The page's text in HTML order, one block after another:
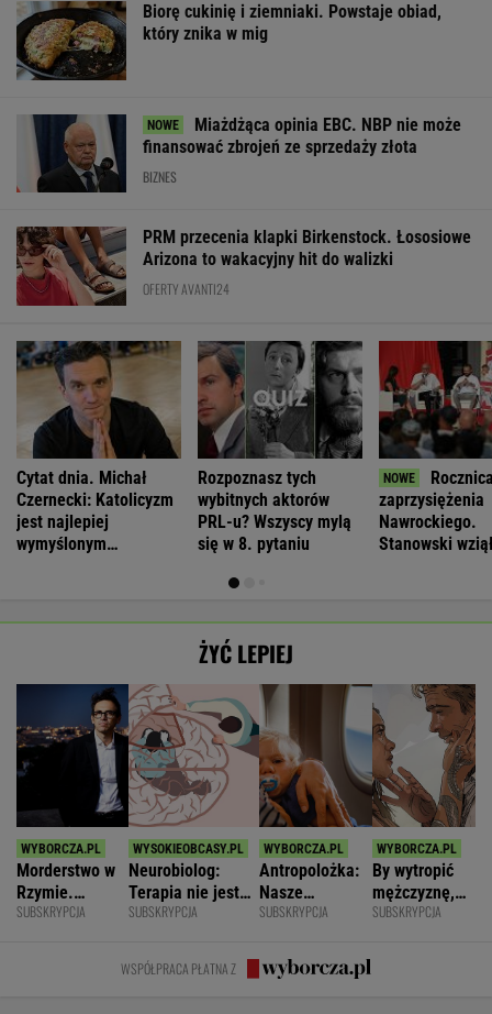
Biorę cukinię i ziemniaki. Powstaje obiad,
który znika w mig
Miażdżąca opinia EBC. NBP nie może
finansować zbrojeń ze sprzedaży złota
BIZNES
PRM przecenia klapki Birkenstock. Łososiowe
Arizona to wakacyjny hit do walizki
OFERTY AVANTI24
Cytat dnia. Michał
Czernecki: Katolicyzm
jest najlepiej
wymyślonym
Rozpoznasz tych
wybitnych aktorów
PRL-u? Wszyscy mylą
się w 8. pytaniu
zaprzysiężenia
Nawrockiego.
Stanowski
ŻYĆ LEPIEJ
Morderstwo w
Rzymie.
Dlaczego
SUBSKRYPCJA
Neurobiolog:
Terapia nie jest
konieczna. Mózg
zmianę
SUBSKRYPCJA
Antropolożka:
Nasze
społeczeństwo
SUBSKRYPCJA
By wytropić
mężczyznę,
nie musi
SUBSKRYPCJA
WSPÓŁPRACA PŁATNA Z